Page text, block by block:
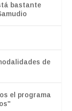
bastante
de
el programa